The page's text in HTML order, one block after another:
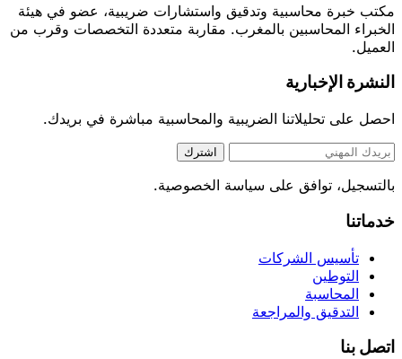
مكتب خبرة محاسبية وتدقيق واستشارات ضريبية، عضو في هيئة
الخبراء المحاسبين بالمغرب. مقاربة متعددة التخصصات وقرب من
العميل.
النشرة الإخبارية
احصل على تحليلاتنا الضريبية والمحاسبية مباشرة في بريدك.
اشترك
بالتسجيل، توافق على سياسة الخصوصية.
خدماتنا
تأسيس الشركات
التوطين
المحاسبة
التدقيق والمراجعة
اتصل بنا